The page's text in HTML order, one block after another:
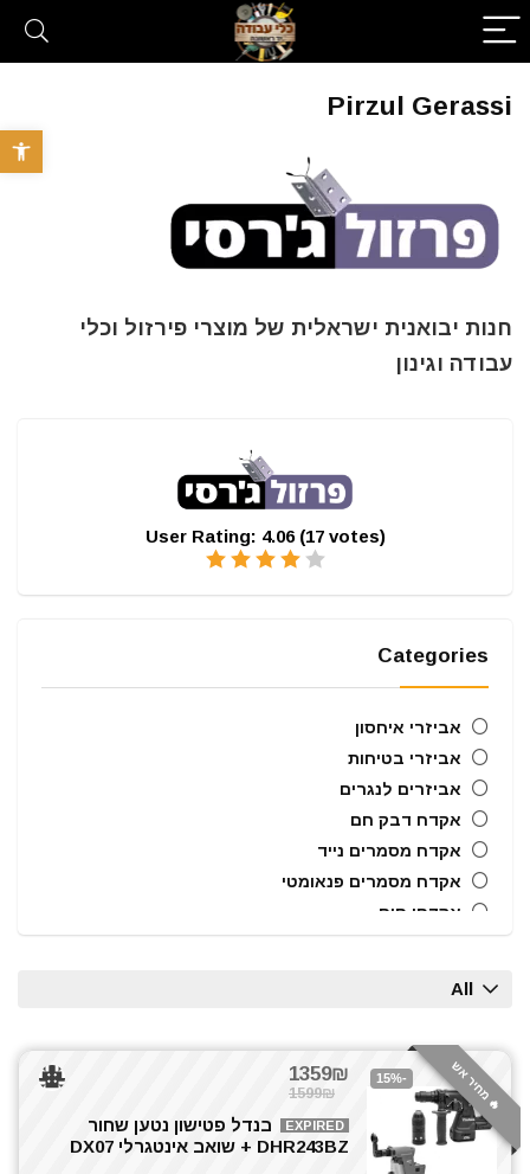
פתח
Pirzul Gerassi
חנות יבואנית ישראלית של מוצרי פירזול וכלי
עבודה וגינון
User Rating: 4.06 (17votes)
Categories
אביזרי איחסון
אביזרי בטיחות
אביזרים לנגרים
אקדח דבק חם
אקדח מסמרים נייד
אקדח מסמרים פנאומטי
אקדחי חום
ביטים, מקדחים ובוקסות
גוזם גדר חיה
דיבלים וברגים
חומרי הדבקה ואיטום
All
🔥 מחיר אש -15%
1359₪
1599₪
EXPIRED
בנדל פטישון נטען שחור
DHR243BZ + שואב אינטגרלי DX07